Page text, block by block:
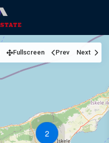
2
Fullscreen Prev Next